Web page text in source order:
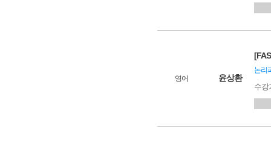
영어 윤상환
논리
수